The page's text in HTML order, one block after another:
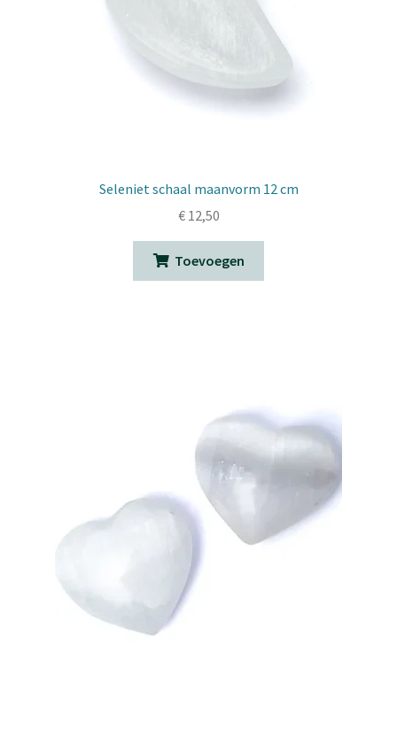
Seleniet schaal maanvorm 12 cm
€12,50
Toevoegen